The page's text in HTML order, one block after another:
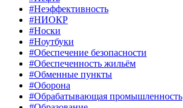
#Неэффективность
#НИОКР
#Носки
#Ноутбуки
#Обеспечение безопасности
#Обеспеченность жильём
#Обменные пункты
#Оборона
#Обрабатывающая промышленность